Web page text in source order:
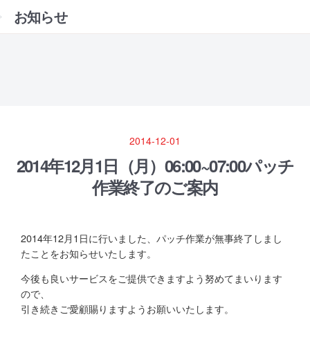
お知らせ
2014-12-01
2014年12月1日（月）06:00~07:00パッチ
作業終了のご案内
2014年12月1日に行いました、パッチ作業が無事終了しまし
たことをお知らせいたします。
今後も良いサービスをご提供できますよう努めてまいります
ので、
引き続きご愛顧賜りますようお願いいたします。